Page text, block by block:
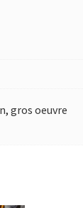
, gros oeuvre